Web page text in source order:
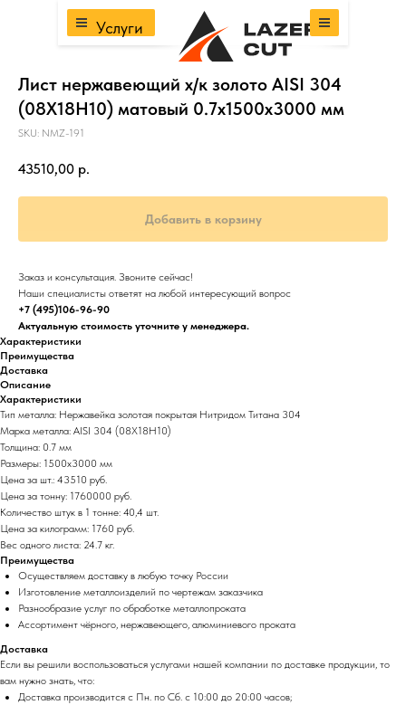
Услуги
Лист нержавеющий х/к золото AISI 304
(08Х18Н10) матовый 0.7х1500х3000 мм
SKU: NMZ-191
43510,00 р.
Добавить в корзину
Заказ и консультация. Звоните сейчас!
Наши специалисты ответят на любой интересующий вопрос
+7 (495)106-96-90
Актуальную стоимость уточните у менеджера.
Характеристики
Преимущества
Доставка
Описание
Характеристики
Тип металла: Нержавейка золотая покрытая Нитридом Титана 304
Марка металла: AISI 304 (08Х18Н10)
Толщина: 0.7 мм
Размеры: 1500х3000 мм
Цена за шт.: 43510 руб.
Цена за тонну: 1760000 руб.
Количество штук в 1 тонне: 40,4 шт.
Цена за килограмм: 1760 руб.
Вес одного листа: 24.7 кг.
Преимущества
Осуществляем доставку в любую точку России
Изготовление металлоизделий по чертежам заказчика
Разнообразие услуг по обработке металлопроката
Ассортимент чёрного, нержавеющего, алюминиевого проката
Доставка
Если вы решили воспользоваться услугами нашей компании по доставке продукции, то
вам нужно знать, что:
Доставка производится с Пн. по Сб. с 10:00 до 20:00 часов;